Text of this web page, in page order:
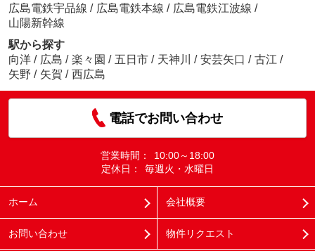
広島電鉄宇品線 / 広島電鉄本線 / 広島電鉄江波線 /
山陽新幹線
駅から探す
向洋 / 広島 / 楽々園 / 五日市 / 天神川 / 安芸矢口 / 古江 /
矢野 / 矢賀 / 西広島
電話でお問い合わせ
営業時間：
10:00～18:00
定休日：
毎週火・水曜日
ホーム 会社概要
お問い合わせ 物件リクエスト